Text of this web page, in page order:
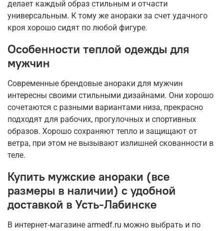
делает каждый образ стильным и отчасти
универсальным. К тому же анораки за счет удачного
кроя хорошо сидят по любой фигуре.
Особенности теплой одежды для
мужчин
Современные брендовые анораки для мужчин
интересны своими стильными дизайнами. Они хорошо
сочетаются с разными вариантами низа, прекрасно
подходят для рабочих, прогулочных и спортивных
образов. Хорошо сохраняют тепло и защищают от
ветра, при этом не вызывают излишней скованности в
теле.
Купить мужские анораки (все
размеры в наличии) с удобной
доставкой в Усть-Лабинске
В интернет-магазине armedf.ru можно выбрать и по